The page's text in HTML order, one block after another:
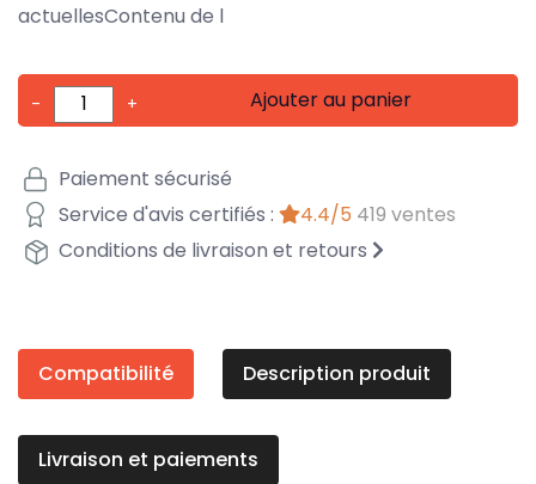
actuellesContenu de l
- + Ajouter au panier
Paiement sécurisé
Service d'avis certifiés :
4.4/5 419 ventes
Conditions de livraison et retours
Compatibilité Description produit
Livraison et paiements